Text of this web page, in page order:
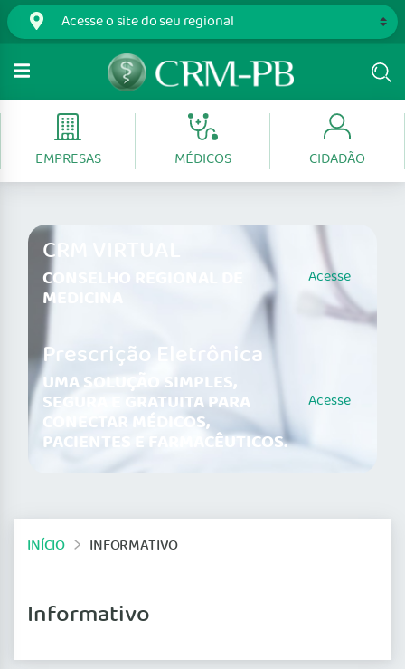
EMPRESAS MÉDICOS CIDADÃO
CRM VIRTUAL
CONSELHO REGIONAL DE
MEDICINA
Acesse
Prescrição Eletrônica
UMA SOLUÇÃO SIMPLES,
SEGURA E GRATUITA PARA
CONECTAR MÉDICOS,
PACIENTES E FARMACÊUTICOS.
Acesse
INÍCIO INFORMATIVO
Informativo